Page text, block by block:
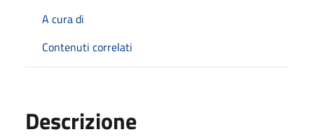
A cura di
Contenuti correlati
Descrizione